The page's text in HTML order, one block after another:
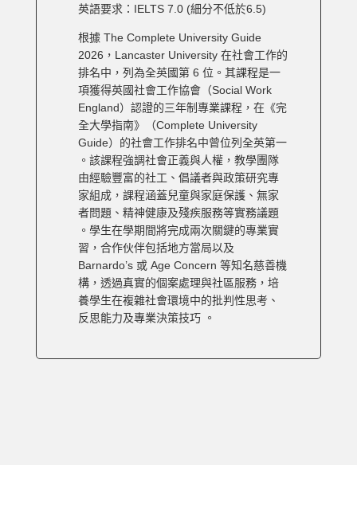
英語要求：IELTS 7.0 (細分不低於6.5)
根據 The Complete University Guide
2026，Lancaster University 在社會工作的
排名中，列為全英國第 6 位。其課程是一
項獲得英國社會工作協會（Social Work
England）認證的三年制專業課程，在《完
全大學指南》（Complete University
Guide）的社會工作排名中曾位列全英第一
。該課程強調社會正義與人權，教學團隊
由經驗豐富的社工、倡議者與政策研究專
家組成，課程涵蓋兒童與家庭保護、無家
者問題、精神健康及殘疾服務等實務議題
。學生在學期間將完成兩次關鍵的專業實
習，合作伙伴包括地方當局以及
Barnardo’s 或 Age Concern 等知名慈善機
構，透過真實的個案處理與社區服務，培
養學生在複雜社會環境中的批判性思考、
反思能力及專業決策技巧 。